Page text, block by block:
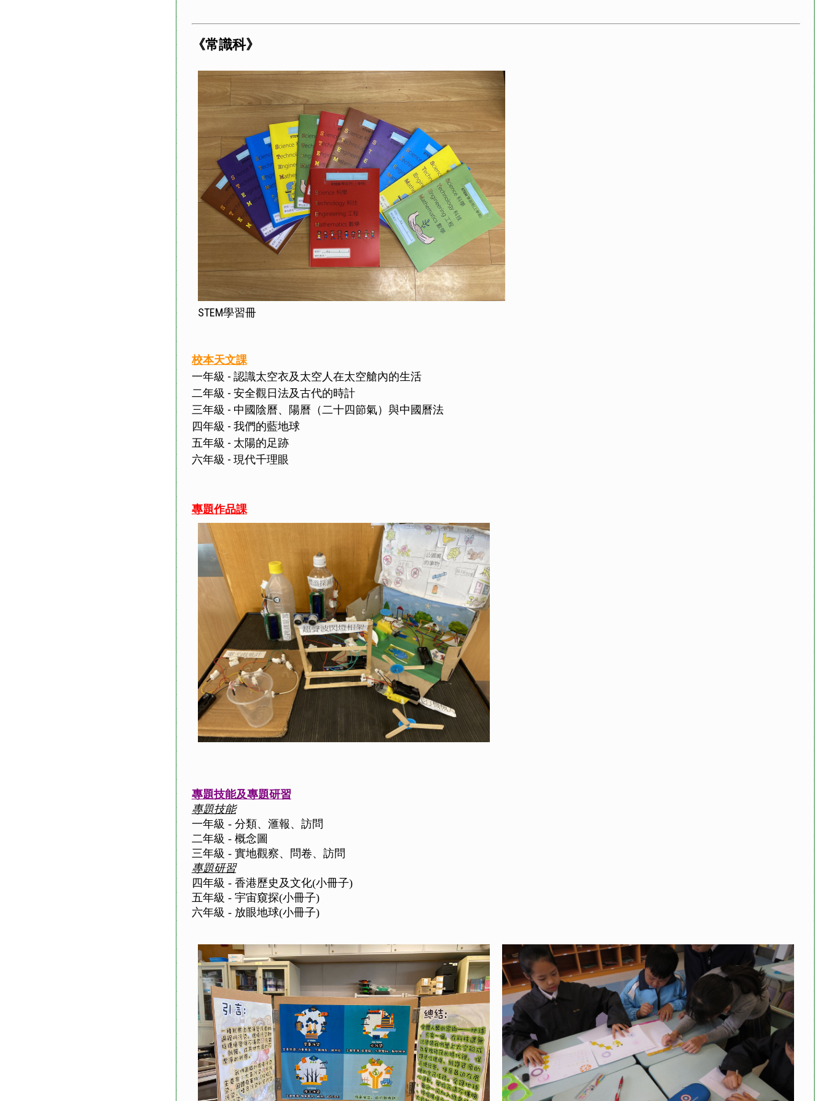
《常識科》
STEM學習冊
校本天文課
一年級 - 認識太空衣及太空人在太空艙內的生活
二年級 - 安全觀日法及古代的時計
三年級 - 中國陰曆、陽曆（二十四節氣）與中國曆法
四年級 - 我們的藍地球
五年級 - 太陽的足跡
六年級 - 現代千理眼
專題作品課
專題技能及專題研習
專題技能
一年級 - 分類、滙報、訪問
二年級 - 概念圖
三年級 - 實地觀察、問卷、訪問
專題研習
四年級 - 香港歷史及文化(小冊子)
五年級 - 宇宙窺探(小冊子)
六年級 - 放眼地球(小冊子)